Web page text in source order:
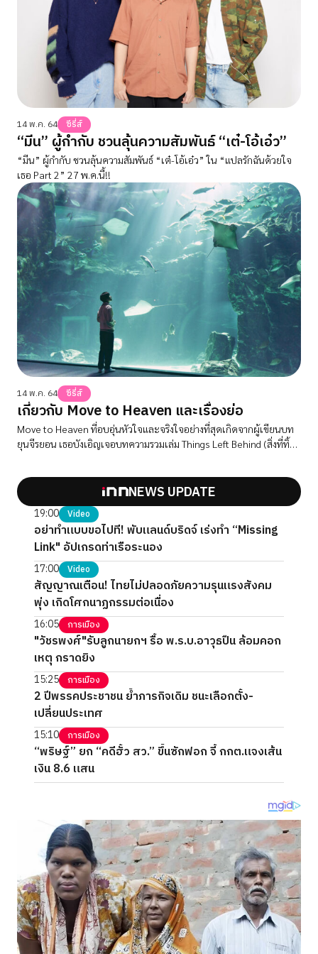
14 พ.ค. 64 ซีรี่ส์
“มีน” ผู้กำกับ ชวนลุ้นความสัมพันธ์ “เต๋-โอ้เอ๋ว”
“มีน” ผู้กำกับ ชวนลุ้นความสัมพันธ์ “เต๋-โอ้เอ๋ว” ใน “แปลรักฉันด้วยใจ
เธอ Part 2” 27 พ.ค.นี้!!
14 พ.ค. 64 ซีรี่ส์
เกี่ยวกับ Move to Heaven และเรื่องย่อ
Move to Heaven ที่อบอุ่นหัวใจและจริงใจอย่างที่สุดเกิดจากผู้เขียนบท
ยุนจีรยอน เธอบังเอิญเจอบทความรวมเล่ม Things Left Behind (สิ่งที่ทิ้ง
และความโศกเศร้า
NEWS UPDATE
19:00 Video
อย่าทำแบบขอไปที! พับแลนด์บริดจ์ เร่งทำ “Missing
Link" อัปเกรดท่าเรือระนอง
17:00 Video
สัญญาณเตือน! ไทยไม่ปลอดภัยความรุนแรงสังคม
พุ่ง เกิดโศกนาฏกรรมต่อเนื่อง
16:05 การเมือง
"วัชรพงศ์"รับลูกนายกฯ รื้อ พ.ร.บ.อาวุธปืน ล้อมคอก
เหตุ กราดยิง
15:25 การเมือง
2 ปีพรรคประชาชน ย้ำภารกิจเดิม ชนะเลือกตั้ง-
เปลี่ยนประเทศ
15:10 การเมือง
“พริษฐ์” ยก “คดีฮั้ว สว.” ขึ้นซักฟอก จี้ กกต.แจงเส้น
เงิน 8.6 แสน